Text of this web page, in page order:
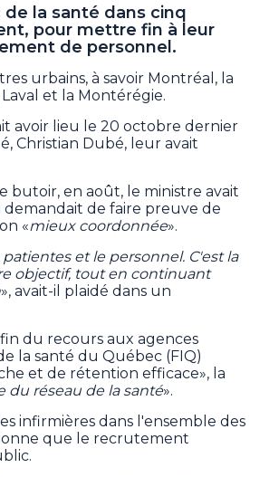
la santé dans cinq
pour mettre fin à leur
de personnel.
urbains, à savoir Montréal, la
et la Montérégie.
avoir lieu le 20 octobre dernier
Christian Dubé, leur avait
en août, le ministre avait
de faire preuve de
«mieux coordonnée».
et le personnel. C'est la
objectif, tout en continuant
», avait-il plaidé dans un
du recours aux agences
la santé du Québec (FIQ)
et de rétention efficace», la
du réseau de la santé».
infirmières dans l'ensemble des
que le recrutement